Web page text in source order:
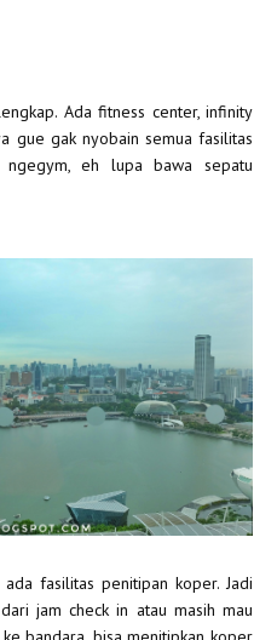
Ada fitness center, infinity
gue gak nyobain semua fasilitas
ngegym, eh lupa bawa sepatu
fasilitas penitipan koper. Jadi
jam check in atau masih mau